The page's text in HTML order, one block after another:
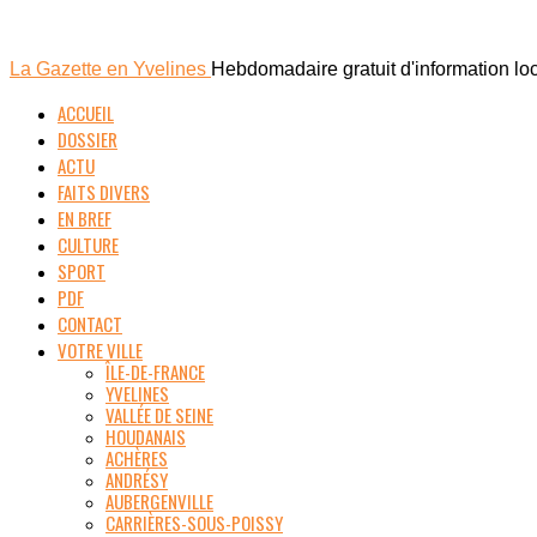
La Gazette en Yvelines Hebdomadaire gratuit d'information
ACCUEIL
DOSSIER
ACTU
FAITS DIVERS
EN BREF
CULTURE
SPORT
PDF
CONTACT
VOTRE VILLE
ÎLE-DE-FRANCE
YVELINES
VALLÉE DE SEINE
HOUDANAIS
ACHÈRES
ANDRÉSY
AUBERGENVILLE
CARRIÈRES-SOUS-POISSY